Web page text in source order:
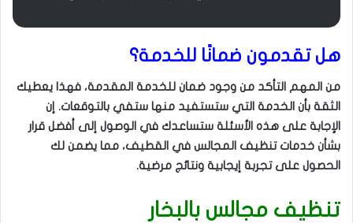
هل تقدمون ضمانًا للخدمة؟
من المهم التأكد من وجود ضمان للخدمة المقدمة، فهذا يعطيك
الثقة بأن الخدمة التي ستستفيد منها ستفي بالتوقعات. إن
الإجابة على هذه الأسئلة ستساعدك في الوصول إلى أفضل قرار
بشأن خدمات تنظيف المجالس في القطيف، مما يضمن لك
الحصول على تجربة إيجابية ونتائج مرضية.
تنظيف مجالس بالبخار